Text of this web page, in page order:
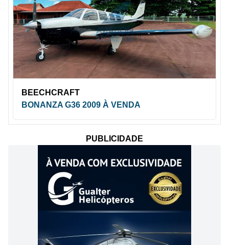
BEECHCRAFT
BONANZA G36 2009 À VENDA
PUBLICIDADE